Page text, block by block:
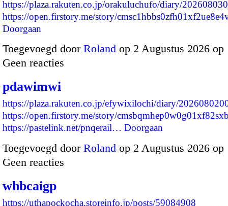
https://plaza.rakuten.co.jp/orakuluchufo/diary/
https://open.firstory.me/story/
Doorgaan
Toegevoegd door Roland op 2 Augustus 2026
Geen reacties
pdawimwi
https://plaza.rakuten.co.jp/efywixilochi/diary/
https://open.firstory.me/story/
https://pastelink.net/pnqerail… Doorgaan
Toegevoegd door Roland op 2 Augustus 2026
Geen reacties
whbcaigp
https://uthapockocha.storeinfo.jp/posts/59084908